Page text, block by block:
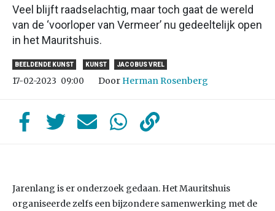
Veel blijft raadselachtig, maar toch gaat de wereld
van de ‘voorloper van Vermeer’ nu gedeeltelijk open
in het Mauritshuis.
BEELDENDE KUNST KUNST JACOBUS VREL
17-02-2023 09:00 Door Herman Rosenberg
Jarenlang is er onderzoek gedaan. Het Mauritshuis
organiseerde zelfs een bijzondere samenwerking met de